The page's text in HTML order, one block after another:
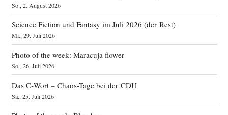
So., 2. August 2026
Science Fiction und Fantasy im Juli 2026 (der Rest)
Mi., 29. Juli 2026
Photo of the week: Maracuja flower
So., 26. Juli 2026
Das C‑Wort – Chaos-Tage bei der CDU
Sa., 25. Juli 2026